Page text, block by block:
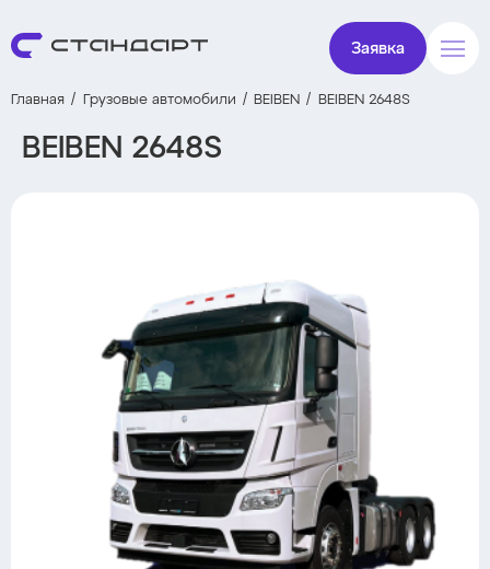
Заявка
Главная Грузовые автомобили BEIBEN BEIBEN 2648S
BEIBEN 2648S